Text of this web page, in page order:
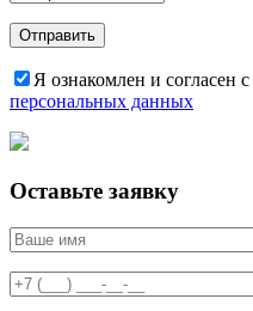
Я ознакомлен и согласен с
персональных данных
Оставьте заявку